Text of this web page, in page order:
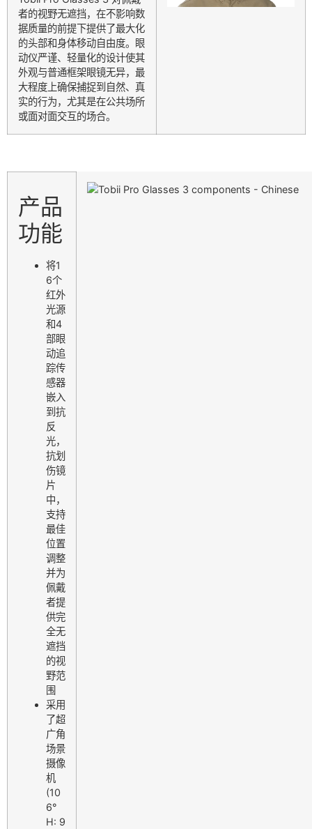
者的视野无遮挡，在不影响数
据质量的前提下提供了最大化
的头部和身体移动自由度。眼
动仪严谨、轻量化的设计使其
外观与普通框架眼镜无异，最
大程度上确保捕捉到自然、真
实的行为，尤其是在公共场所
或面对面交互的场合。
产品
功能
将1
6个
红外
光源
和4
部眼
动追
踪传
感器
嵌入
到抗
反
光，
抗划
伤镜
片
中，
支持
最佳
位置
调整
并为
佩戴
者提
供完
全无
遮挡
的视
野范
围
采用
了超
广角
场景
摄像
机
(10
6°
H: 9